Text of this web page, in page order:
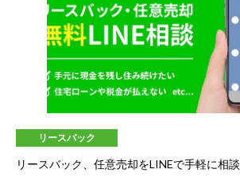
リースバック
リースバック、任意売却をLINEで手軽に相談